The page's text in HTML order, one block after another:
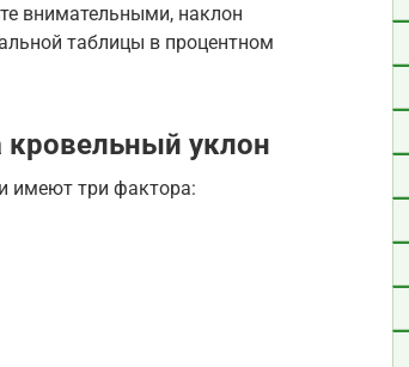
внимательными, наклон
таблицы в процентном
уклон
имеют три фактора: